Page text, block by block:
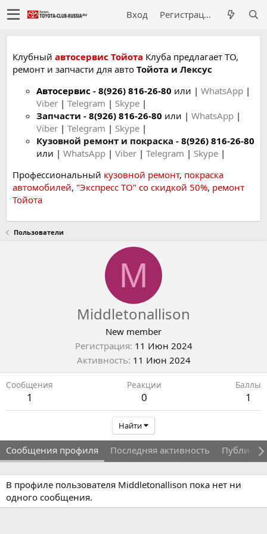
Вход Регистрация
Клубный автосервис Тойота Клуба предлагает ТО,
ремонт и запчасти для авто Тойота и Лексус
Автосервис - 8(926) 816-26-80 или | WhatsApp |
Viber | Telegram | Skype |
Запчасти - 8(926) 816-26-80 или | WhatsApp |
Viber | Telegram | Skype |
Кузовной ремонт и покраска - 8(926) 816-26-80
или | WhatsApp | Viber | Telegram | Skype |
Профессиональный кузовной ремонт, покраска
автомобилей, "Экспресс ТО" со скидкой 50%, ремонт
Тойота
Пользователи
M
Middletonallison
New member
Регистрация 11 Июн 2024
Активность 11 Июн 2024
Сообщения
1
Реакции
0
Баллы
1
Найти
Сообщения профиля Последняя активность
В профиле пользователя Middletonallison пока нет ни
одного сообщения.